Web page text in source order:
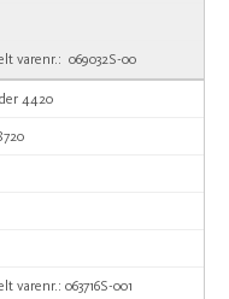
varenr.: 069032S-00
4420
varenr.: 063716S-001